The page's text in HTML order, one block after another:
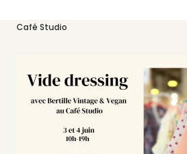
Café Studio